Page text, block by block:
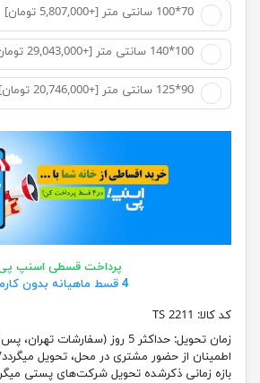
70*100 سانتی متر [+5,807,000 تومان]
100*140 سانتی متر [+29,043,000 تومان]
90*125 سانتی متر [+20,746,000 تومان]
پرداخت قسطی اسنپ
4 قسط ماهیانه بدون کارمزد
کد کالا: 2211 TS
زمان تحویل:
حداکثر 5 روز (سفارشات
اطمینان از حضور مشتری در محل، تحویل
بازه زمانی ذکرشده تحویل شرکت‌های پستی